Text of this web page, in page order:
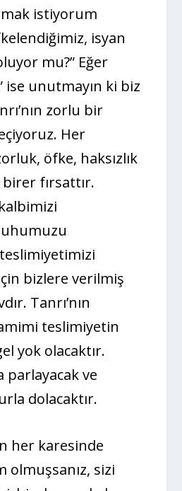
istiyorum
isyan
mu?” Eğer
ise unutmayın ki biz
zorlu bir
Her
öfke, haksızlık
fırsattır.
bizlere verilmiş
Tanrı’nın
teslimiyetin
yok olacaktır.
parlayacak ve
dolacaktır.
her karesinde
olmuşsanız, sizi